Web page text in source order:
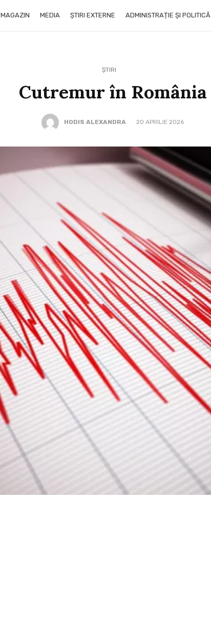
MAGAZIN MEDIA ȘTIRI EXTERNE ADMINISTRAȚIE ȘI POLITICĂ
ȘTIRI
Cutremur în România
HODIS ALEXANDRA 20 APRILIE 2026